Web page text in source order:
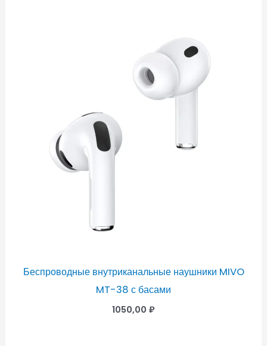
Беспроводные внутриканальные наушники MIVO
MT-38 с басами
1050,00 ₽